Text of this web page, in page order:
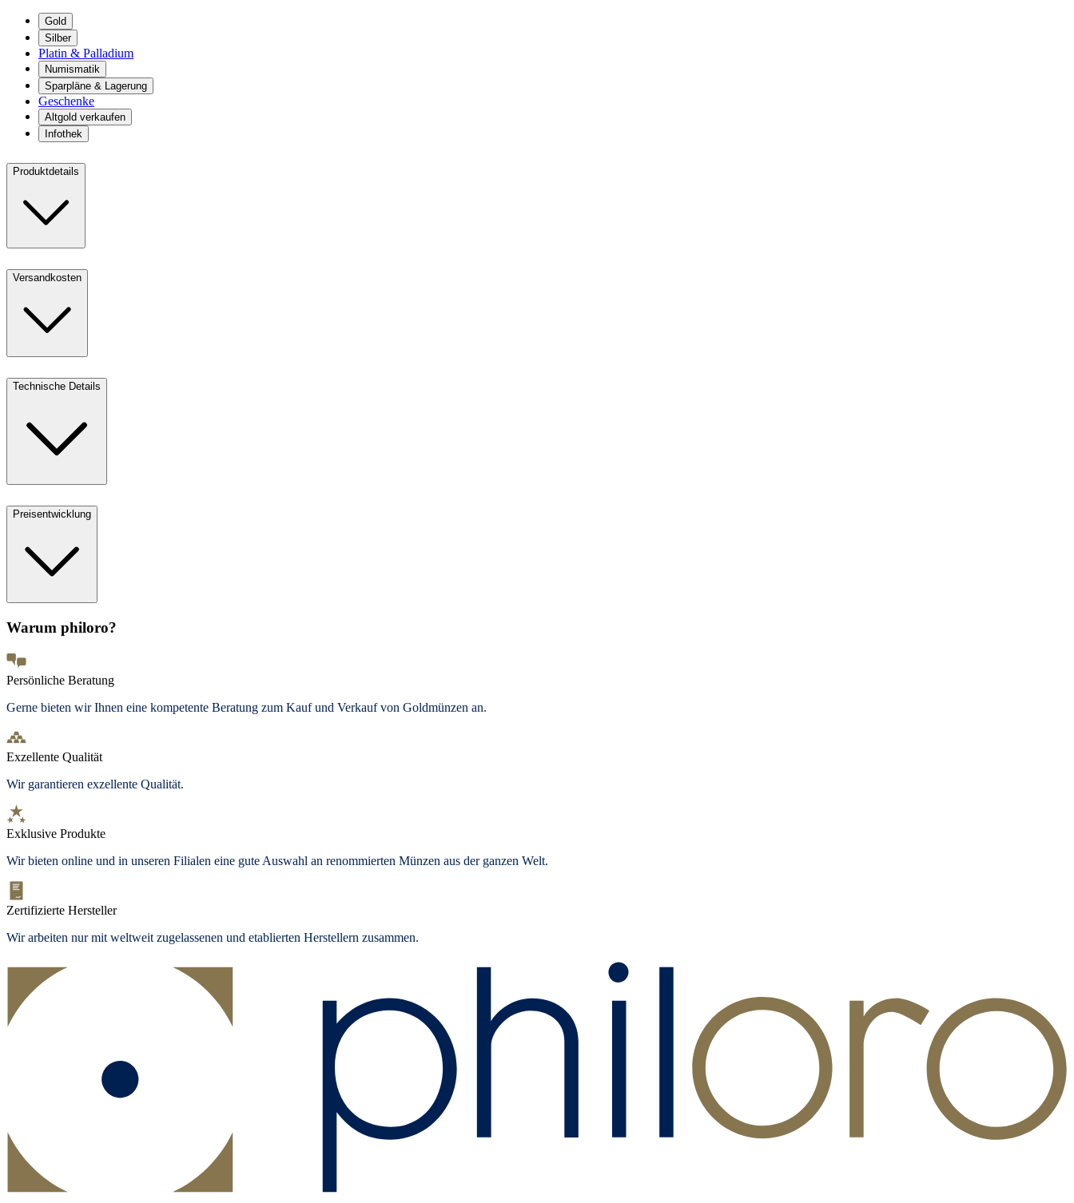
Gold
Silber
Platin & Palladium
Numismatik
Sparpläne & Lagerung
Geschenke
Altgold verkaufen
Infothek
Produktdetails
Versandkosten
Technische Details
Preisentwicklung
Warum philoro?
Persönliche Beratung
Gerne bieten wir Ihnen eine kompetente Beratung zum Kauf und Verkauf von Goldmünzen an.
Exzellente Qualität
Wir garantieren exzellente Qualität.
Exklusive Produkte
Wir bieten online und in unseren Filialen eine gute Auswahl an renommierten Münzen aus der ganzen Welt.
Zertifizierte Hersteller
Wir arbeiten nur mit weltweit zugelassenen und etablierten Herstellern zusammen.